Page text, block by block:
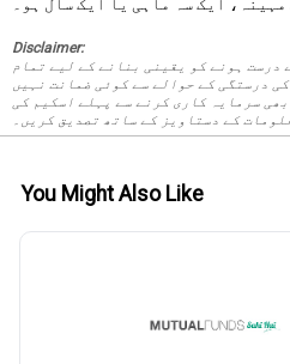
Disclaimer:
درست ہونے کو یقینی بنانے کے لیے تمام
درستگی کے حوالے سے کوئی ضمانت نہیں
سرمایہ کاری کرنے سے پہلے اسکیم کی
کے دستاویز کے ساتھ تصدیق کریں۔
You Might Also Like